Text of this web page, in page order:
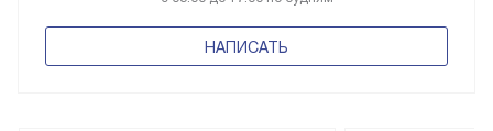
НАПИСАТЬ